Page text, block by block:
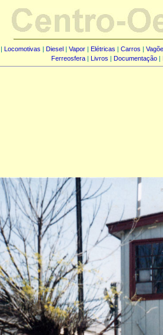
| Locomotivas | Diesel | Vapor | Elétricas | Carros |
Ferreosfera| Livros | Documentação|